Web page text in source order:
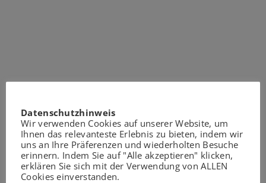
Datenschutzhinweis
Wir verwenden Cookies auf unserer Website, um
Ihnen das relevanteste Erlebnis zu bieten, indem wir
uns an Ihre Präferenzen und wiederholten Besuche
erinnern. Indem Sie auf "Alle akzeptieren" klicken,
erklären Sie sich mit der Verwendung von ALLEN
Cookies einverstanden.